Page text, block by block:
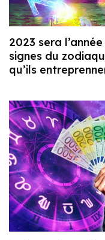
2023 sera
signes du
qu’ils